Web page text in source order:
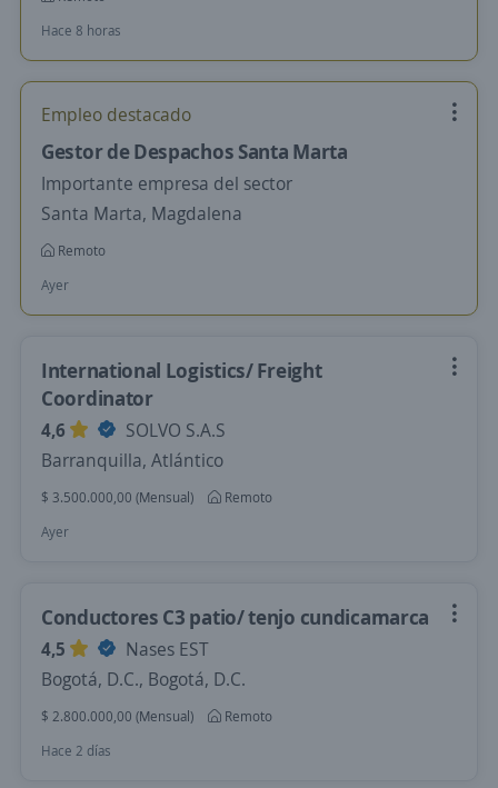
Hace 8 horas
Empleo destacado
Gestor de Despachos Santa Marta
Importante empresa del sector
Santa Marta, Magdalena
Remoto
Ayer
International Logistics/ Freight
Coordinator
4,6
SOLVO S.A.S
Barranquilla, Atlántico
$ 3.500.000,00 (Mensual)
Remoto
Ayer
Conductores C3 patio/ tenjo cundicamarca
4,5
Nases EST
Bogotá, D.C., Bogotá, D.C.
$ 2.800.000,00 (Mensual)
Remoto
Hace 2 días